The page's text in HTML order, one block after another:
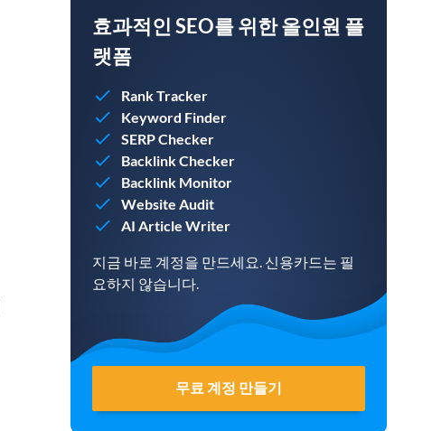
효과적인 SEO를 위한 올인원 플
랫폼
Rank Tracker
Keyword Finder
SERP Checker
Backlink Checker
Backlink Monitor
Website Audit
AI Article Writer
지금 바로 계정을 만드세요. 신용카드는 필
요하지 않습니다.
무료 계정 만들기